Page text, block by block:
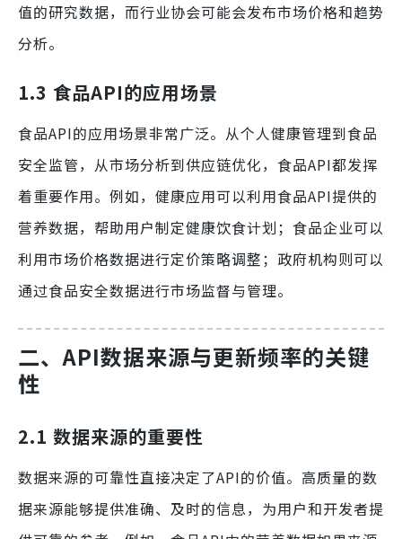
值的研究数据，而行业协会可能会发布市场价格和趋势
分析。
1.3 食品API的应用场景
食品API的应用场景非常广泛。从个人健康管理到食品
安全监管，从市场分析到供应链优化，食品API都发挥
着重要作用。例如，健康应用可以利用食品API提供的
营养数据，帮助用户制定健康饮食计划；食品企业可以
利用市场价格数据进行定价策略调整；政府机构则可以
通过食品安全数据进行市场监督与管理。
二、API数据来源与更新频率的关键
性
2.1 数据来源的重要性
数据来源的可靠性直接决定了API的价值。高质量的数
据来源能够提供准确、及时的信息，为用户和开发者提